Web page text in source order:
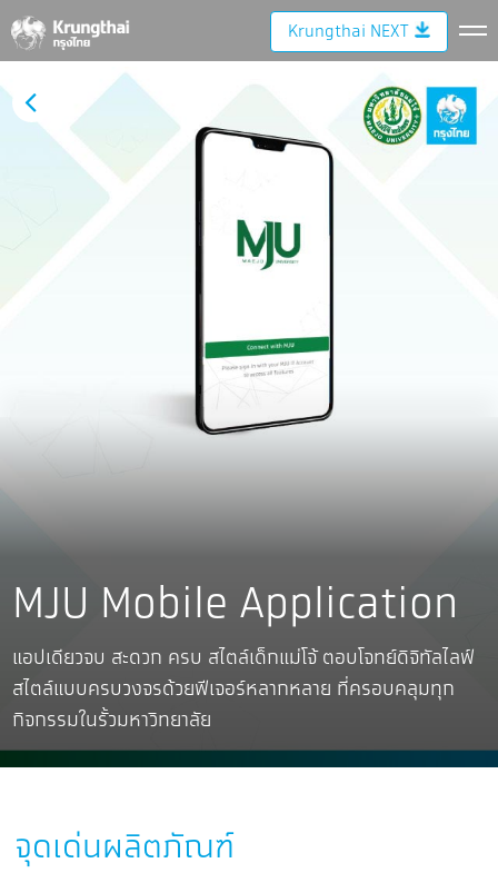
Krungthai NEXT
MJU Mobile Application
แอปเดียวจบ สะดวก ครบ สไตล์เด็กแม่โจ้ตอบโจทย์ดิจิทัลไลฟ์
สไตล์แบบครบวงจรด้วยฟีเจอร์หลากหลาย ที่ครอบคลุมทุก
กิจกรรมในรั้วมหาวิทยาลัย
จุดเด่นผลิตภัณฑ์